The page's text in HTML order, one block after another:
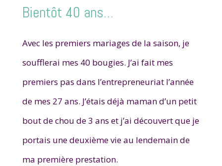
Bientôt 40 ans…
Avec les premiers mariages de la saison, je
soufflerai mes 40 bougies. J’ai fait mes
premiers pas dans l’entrepreneuriat l’année
de mes 27 ans. J’étais déjà maman d’un petit
bout de chou de 3 ans et j’ai découvert que je
portais une deuxième vie au lendemain de
ma première prestation.